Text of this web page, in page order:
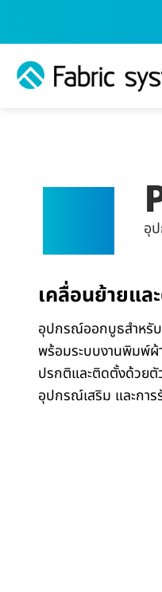
ยัง
เนื้อหา
อุ
เคลื่อนย้ายแล
อุปกรณ์ออกบูธสำหรั
พร้อมระบบงานพิมพ์ผ้
ปรกติและติดตั้งด้วยตั
อุปกรณ์เสริม และกา